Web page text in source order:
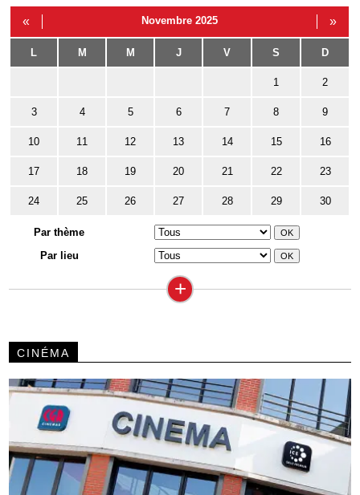
« Novembre 2025 »
L M M J V S D
1 2
3 4 5 6 7 8 9
10 11 12 13 14 15 16
17 18 19 20 21 22 23
24 25 26 27 28 29 30
Par thème
Par lieu
+
CINÉMA